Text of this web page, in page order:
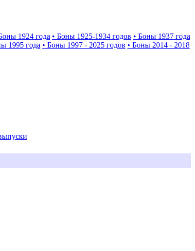
1924 года • Боны 1925-1934 годов • Боны 1937 года
1995 года • Боны 1997 - 2025 годов • Боны 2014 - 2018